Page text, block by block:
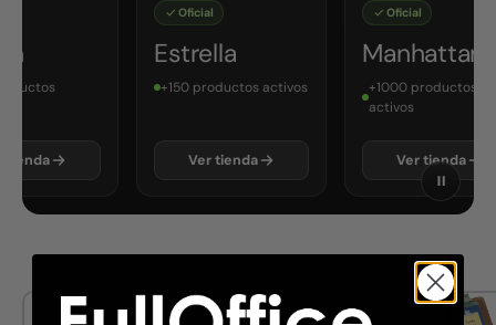
+150 productos activos
Manhattan
+1000 productos